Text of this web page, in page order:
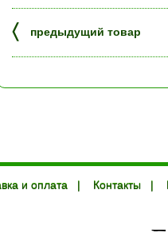
〈 предыдущий товар
и оплата | Контакты |